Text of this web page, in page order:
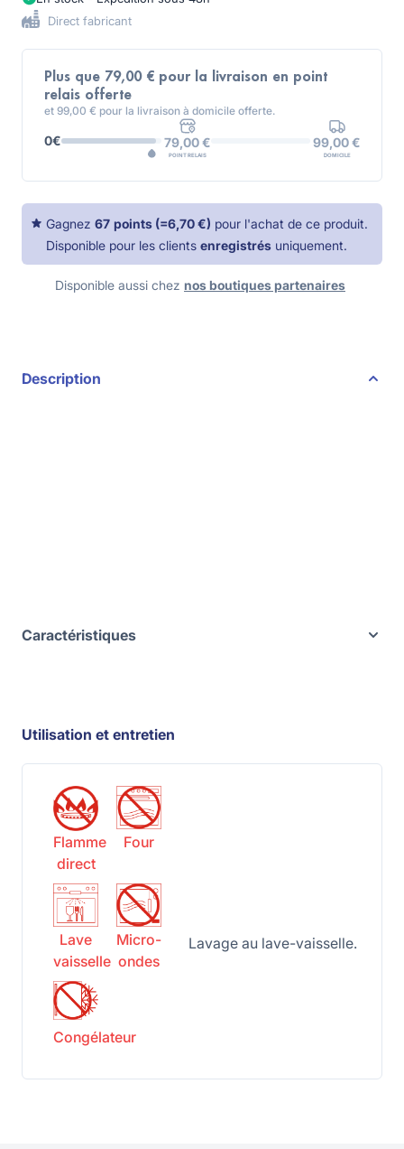
Direct fabricant
Plus que 79,00 € pour la livraison en point
relais offerte
et 99,00 € pour la livraison à domicile offerte.
0€ 79,00 €
POINT RELAIS
99,00 €
DOMICILE
Gagnez 67 points (=6,70 €) pour l'achat de ce produit.
Disponible pour les clients enregistrés uniquement.
Disponible aussi chez nos boutiques partenaires
Description
Caractéristiques
Utilisation et entretien
Flamme
direct
Four
Lave
vaisselle
Micro-
ondes
Congélateur
Lavage au lave-vaisselle.